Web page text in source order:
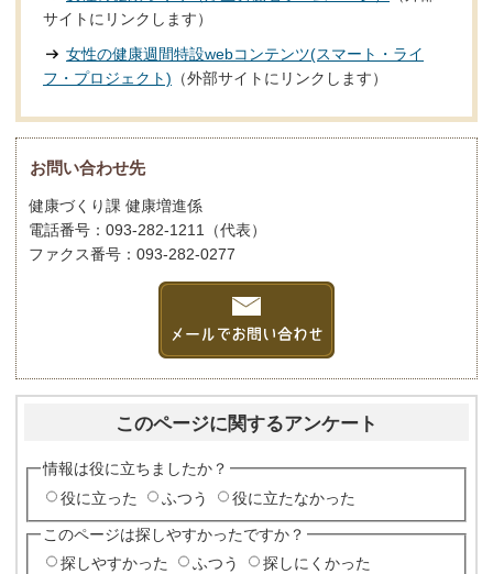
サイトにリンクします）
女性の健康週間特設webコンテンツ(スマート・ライ
フ・プロジェクト) （外部サイトにリンクします）
お問い合わせ先
健康づくり課 健康増進係
電話番号：093-282-1211（代表）
ファクス番号：093-282-0277
このページに関するアンケート
情報は役に立ちましたか？
役に立った
ふつう 役に立たなかった
このページは探しやすかったですか？
探しやすかった
ふつう 探しにくかった